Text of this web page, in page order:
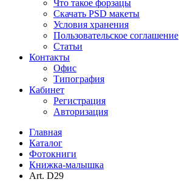
Что такое форзацы
Скачать PSD макеты
Условия хранения
Пользовательское соглашение
Статьи
Контакты
Офис
Типография
Кабинет
Регистрация
Авторизация
Главная
Каталог
Фотокниги
Книжка-малышка
Аrt. D29